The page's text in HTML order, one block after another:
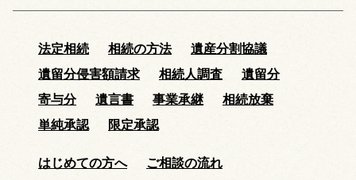
法定相続 相続の方法
遺産分割協議
遺留分侵害額請求
相続人調査
遺留分
寄与分
遺言書 事業承継
相続放棄
単純承認
限定承認
はじめての方へ
ご相談の流れ